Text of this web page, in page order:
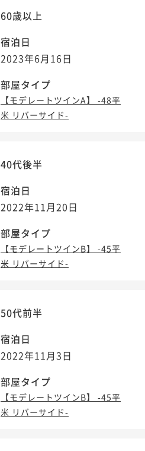
60歳以上
宿泊日
2023年6月16日
部屋タイプ
【モデレートツインA】 -48平
米 リバーサイド-
40代後半
宿泊日
2022年11月20日
部屋タイプ
【モデレートツインB】 -45平
米 リバーサイド-
50代前半
宿泊日
2022年11月3日
部屋タイプ
【モデレートツインB】 -45平
米 リバーサイド-